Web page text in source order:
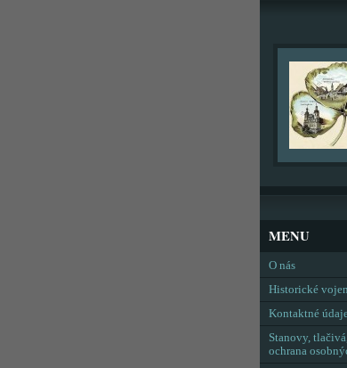
MENU
O nás
Historické
Kontaktné
Stanovy,
ochrana